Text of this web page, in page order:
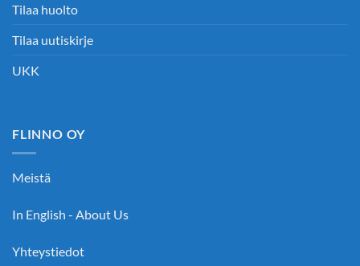
Tilaa huolto
Tilaa uutiskirje
UKK
FLINNO OY
Meistä
In English - About Us
Yhteystiedot